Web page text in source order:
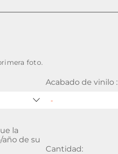
foto.
Acabado de vinilo :
la
de su
Cantidad: